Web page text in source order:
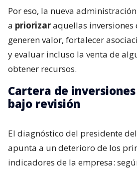
Por eso, la nueva
a priorizaraquellas inversiones
generen valor, fortalecer
y evaluar incluso la venta de
obtener recursos.
Cartera de
bajo revisión
El diagnóstico del presidente
apunta a un deterioro de los
indicadores de la empresa: